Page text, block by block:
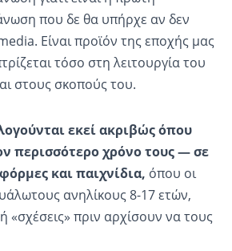
που δε θα υπήρχε αν δεν
Είναι προϊόν της εποχής μας
τόσο στη λειτουργία του
στους σκοπούς του.
εκεί ακριβώς όπου
περισσότερο χρόνο τους — σε
και παιχνίδια, όπου οι
ανηλίκους 8-17 ετών,
«σχέσεις» πριν αρχίσουν να τους